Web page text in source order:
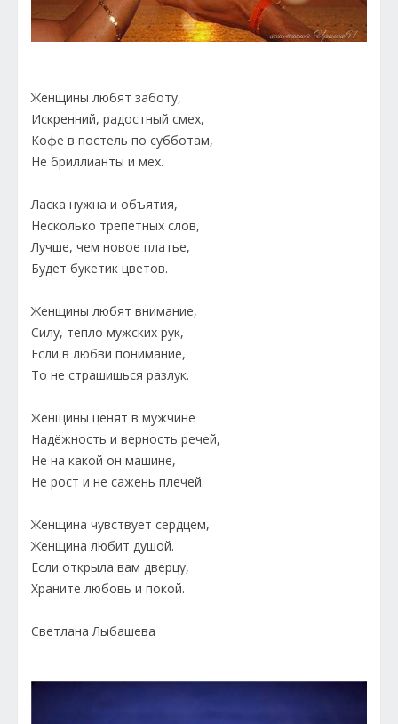
Женщины любят заботу,
Искренний, радостный смех,
Кофе в постель по субботам,
Не бриллианты и мех.
Ласка нужна и объятия,
Несколько трепетных слов,
Лучше, чем новое платье,
Будет букетик цветов.
Женщины любят внимание,
Силу, тепло мужских рук,
Если в любви понимание,
То не страшишься разлук.
Женщины ценят в мужчине
Надёжность и верность речей,
Не на какой он машине,
Не рост и не сажень плечей.
Женщина чувствует сердцем,
Женщина любит душой.
Если открыла вам дверцу,
Храните любовь и покой.
Светлана Лыбашева